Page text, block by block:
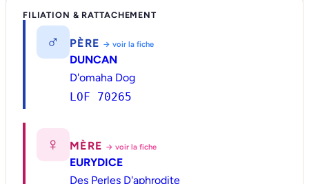
FILIATION & RATTACHEMENT
♂ PÈRE → voir la fiche
DUNCAN
D'omaha Dog
LOF 70265
♀ MÈRE → voir la fiche
EURYDICE
Des Perles D'aphrodite